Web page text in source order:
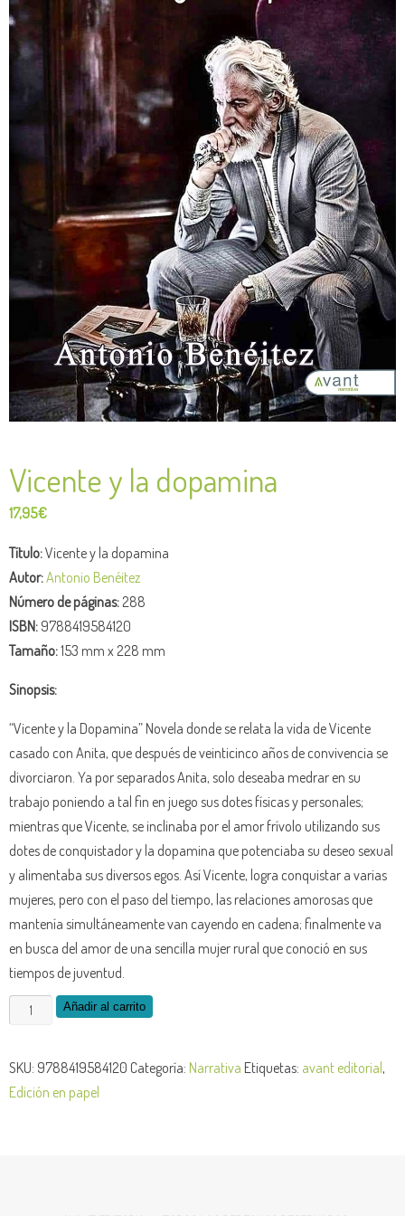
Vicente y la dopamina
17,95€
Título:Vicente y la dopamina
Autor:Antonio Benéitez
Número de páginas:288
ISBN:9788419584120
Tamaño:153 mm x 228 mm
Sinopsis:
“Vicente y la Dopamina” Novela donde se relata la vida de Vicente
casado con Anita, que después de veinticinco años de convivencia se
divorciaron. Ya por separados Anita, solo deseaba medrar en su
trabajo poniendo a tal fin en juego sus dotes físicas y personales;
mientras que Vicente, se inclinaba por el amor frívolo utilizando sus
dotes de conquistador y la dopamina que potenciaba su deseo sexual
y alimentaba sus diversos egos. Así Vicente, logra conquistar a varias
mujeres, pero con el paso del tiempo, las relaciones amorosas que
mantenía simultáneamente van cayendo en cadena; finalmente va
en busca del amor de una sencilla mujer rural que conoció en sus
tiempos de juventud.
Vicente
Añadir al carrito
SKU: 9788419584120 Categoría: Narrativa Etiquetas: avant editorial,
Edición en papel